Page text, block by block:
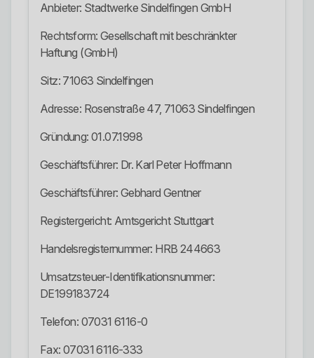
Anbieter: Stadtwerke Sindelfingen GmbH
Rechtsform: Gesellschaft mit beschränkter
Haftung (GmbH)
Sitz: 71063 Sindelfingen
Adresse: Rosenstraße 47, 71063 Sindelfingen
Gründung: 01.07.1998
Geschäftsführer: Dr. Karl Peter Hoffmann
Geschäftsführer: Gebhard Gentner
Registergericht: Amtsgericht Stuttgart
Handelsregisternummer: HRB 244663
Umsatzsteuer-Identifikationsnummer:
DE199183724
Telefon: 07031 6116-0
Fax: 07031 6116-333